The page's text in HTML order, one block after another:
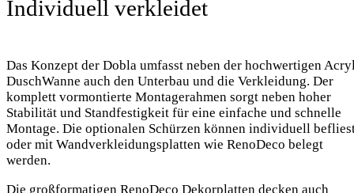
Individuell verkleidet
Das Konzept der Dobla umfasst neben der hochwertigen
DuschWanne auch den Unterbau und die Verkleidung. Der
komplett vormontierte Montagerahmen sorgt neben hoher
Stabilität und Standfestigkeit für eine einfache und schnelle
Montage. Die optionalen Schürzen können individuell
oder mit Wandverkleidungsplatten wie RenoDeco belegt
werden.
Die großformatigen RenoDeco Dekorplatten decken auch